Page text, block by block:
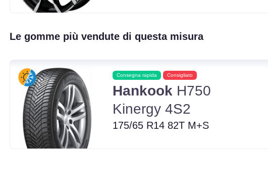
Le gomme più vendute di questa misura
Consegna rapida Consigliato
HankookH750
Kinergy 4S2
175/65 R14 82T M+S